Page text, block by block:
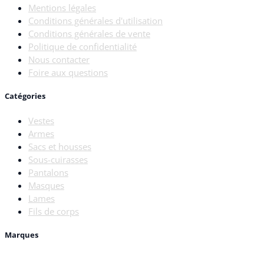
Mentions légales
Conditions générales d'utilisation
Conditions générales de vente
Politique de confidentialité
Nous contacter
Foire aux questions
Catégories
Vestes
Armes
Sacs et housses
Sous-cuirasses
Pantalons
Masques
Lames
Fils de corps
Marques